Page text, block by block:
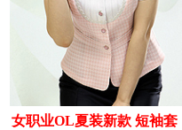
女职业OL夏装新款 短袖套